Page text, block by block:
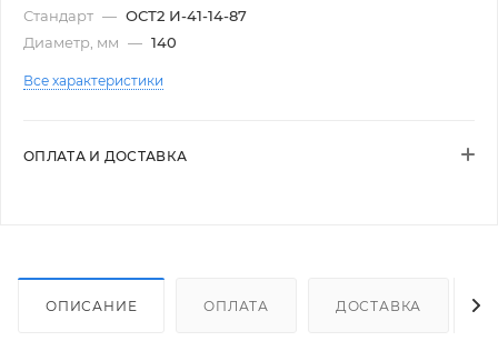
Стандарт — ОСТ2 И-41-14-87
Диаметр, мм — 140
Все характеристики
ОПЛАТА И ДОСТАВКА
ОПИСАНИЕ ОПЛАТА ДОСТАВКА